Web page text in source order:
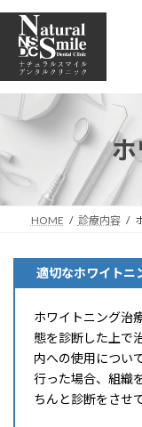
ツ
へ
ッ
プ
シ
ョ
移
動
HOME 診療内容
適切なホワイトニ
ホワイトニング治
態を診断した上で
内への使用につい
行った場合、組織
ちんと診断をさせ